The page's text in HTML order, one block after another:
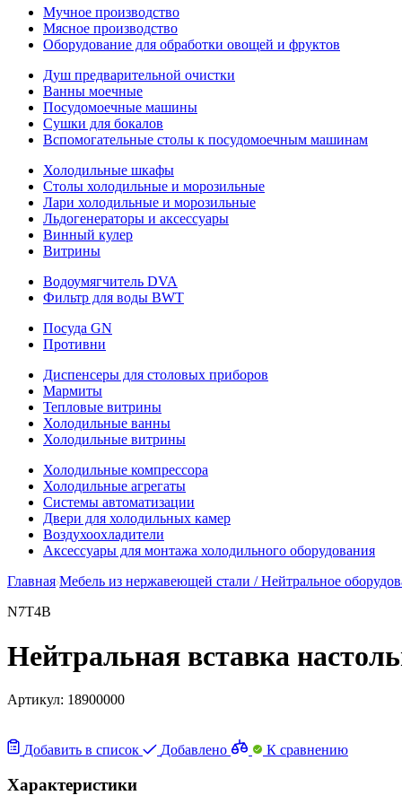
Мучное производство
Мясное производство
Оборудование для обработки овощей и фруктов
Душ предварительной очистки
Ванны моечные
Посудомоечные машины
Сушки для бокалов
Вспомогательные столы к посудомоечным машинам
Холодильные шкафы
Столы холодильные и морозильные
Лари холодильные и морозильные
Льдогенераторы и аксессуары
Винный кулер
Витрины
Водоумягчитель DVA
Фильтр для воды BWT
Посуда GN
Противни
Диспенсеры для столовых приборов
Мармиты
Тепловые витрины
Холодильные ванны
Холодильные витрины
Холодильные компрессора
Холодильные агрегаты
Системы автоматизации
Двери для холодильных камер
Воздухоохладители
Аксессуары для монтажа холодильного оборудования
Главная Мебель из нержавеющей стали / Нейтральное
N7T4B
Нейтральная вставка
Артикул: 18900000
Добавить в список Добавлено К сравнению
Характеристики